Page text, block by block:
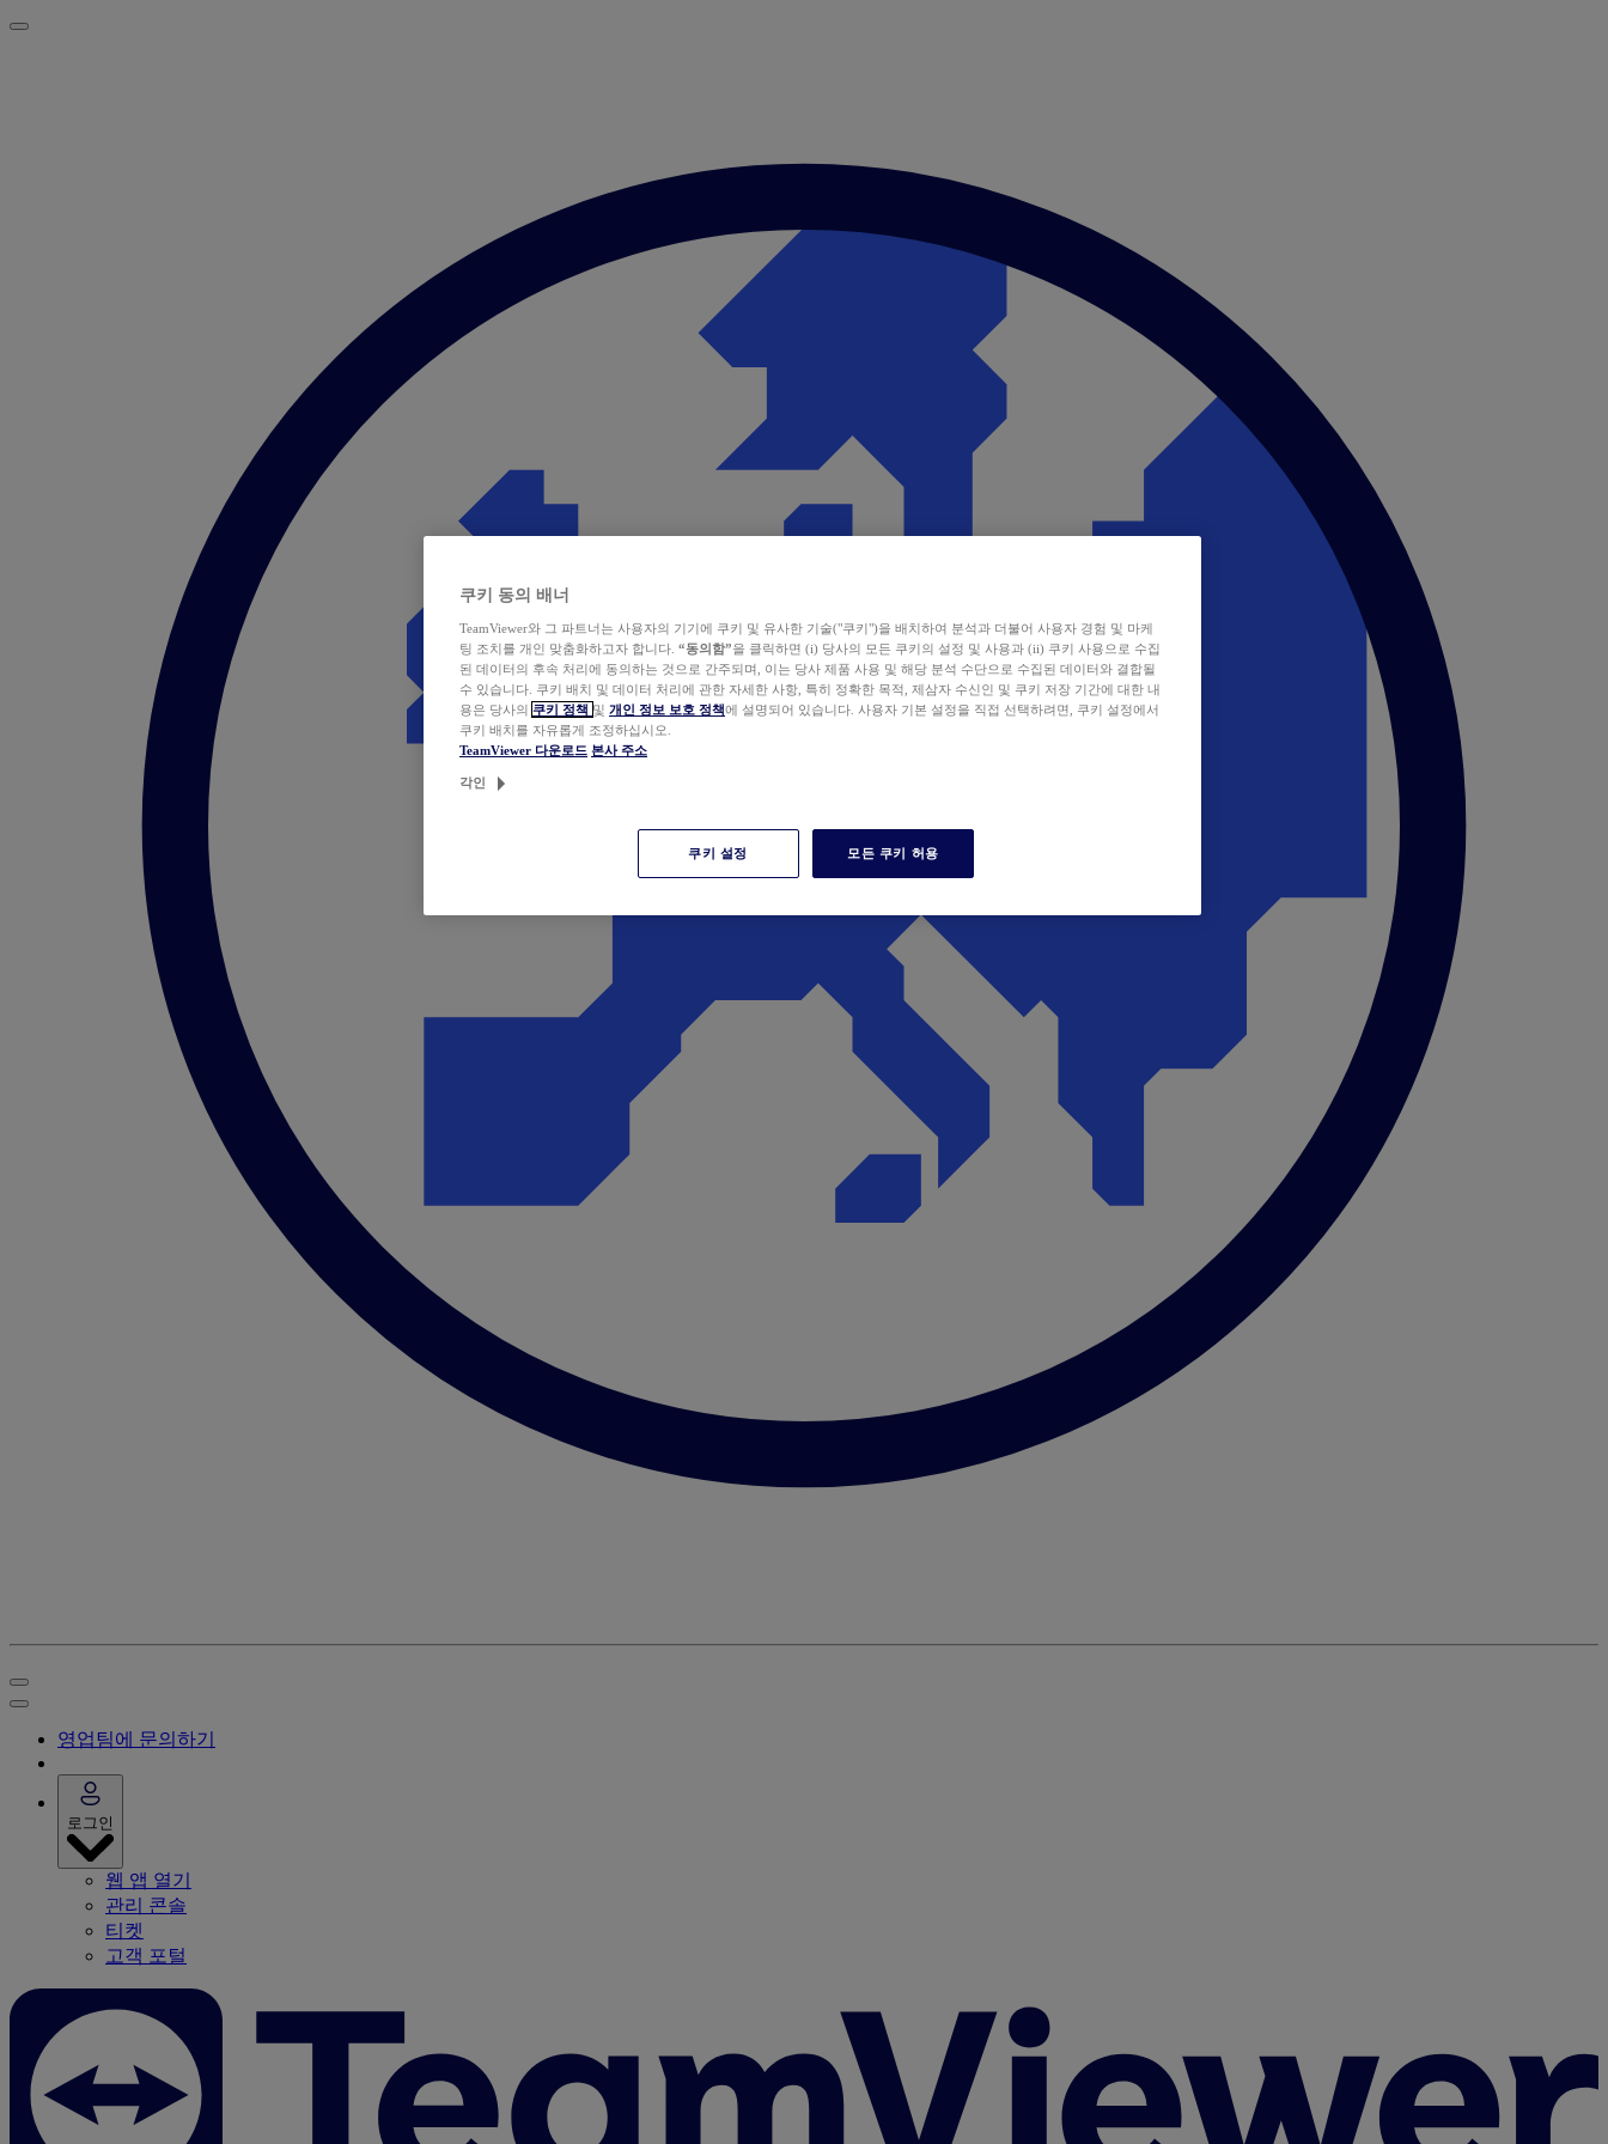
영업팀에 문의하기
로그인
웹 앱 열기
관리 콘솔
티켓
고객 포털
쿠키 동의 배너
TeamViewer와 그 파트너는 사용자의 기기에 쿠키 및 유사한 기술("쿠키")을 배치하여 분석과 더불어 사용자 경험 및 마케
팅 조치를 개인 맞춤화하고자 합니다. “동의함”을 클릭하면 (i) 당사의 모든 쿠키의 설정 및 사용과 (ii) 쿠키 사용으로 수집
된 데이터의 후속 처리에 동의하는 것으로 간주되며, 이는 당사 제품 사용 및 해당 분석 수단으로 수집된 데이터와 결합될
수 있습니다. 쿠키 배치 및 데이터 처리에 관한 자세한 사항, 특히 정확한 목적, 제삼자 수신인 및 쿠키 저장 기간에 대한 내
용은 당사의 쿠키 정책 및 개인 정보 보호 정책에 설명되어 있습니다. 사용자 기본 설정을 직접 선택하려면, 쿠키 설정에서
쿠키 배치를 자유롭게 조정하십시오.
TeamViewer 다운로드 본사 주소
각인
쿠키 설정 모든 쿠키 허용